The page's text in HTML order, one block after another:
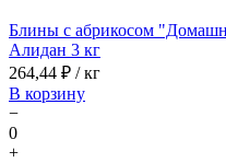
Блины с абрикосом
Алидан 3 кг
264,44 ₽ / кг
В корзину
−
0
+